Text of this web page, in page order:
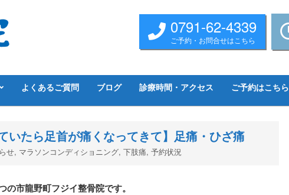
0791-62-4339
ご予約・お問合せはこちら
よくあるご質問 ブログ 診療時間・アクセス ご予約はこちら
いたら足首が痛くなってきて】足痛・ひざ痛
せ, マラソンコンディショニング, 下肢痛, 予約状況
市龍野町フジイ整骨院です。